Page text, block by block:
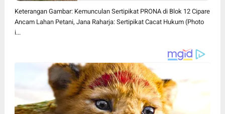
Keterangan Gambar: Kemunculan Sertipikat PRONA di Blok 12 Cipare
Ancam Lahan Petani, Jana Raharja: Sertipikat Cacat Hukum (Photo
i...